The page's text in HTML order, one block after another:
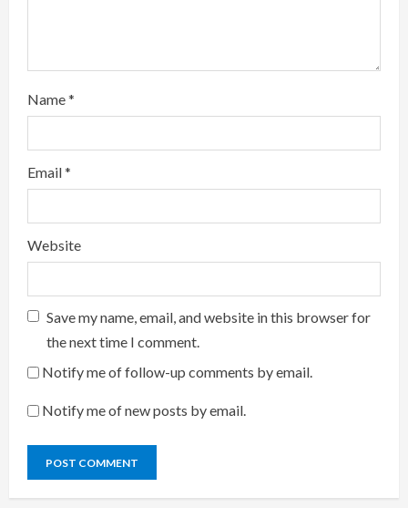
Name*
Email*
Website
Save my name, email, and website in this browser for
the next time I comment.
Notify me of follow-up comments by email.
Notify me of new posts by email.